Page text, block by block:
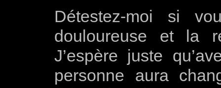
Détestez-moi si
douloureuse et la
J’espère juste
personne aura